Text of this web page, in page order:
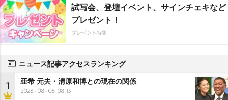
試写会、登壇イベント、サインチェキなど
プレゼント！
プレゼント特集
ニュース記事アクセスランキング
1 亜希 元夫・清原和博との現在の関係
2026-08-08 08:15